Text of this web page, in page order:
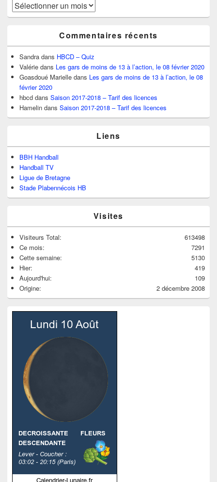
Archives
Commentaires récents
Sandra dans HBCD – Quiz
Valérie dans Les gars de moins de 13 à l’action, le 08 février 2020
Goasdoué Marielle dans Les gars de moins de 13 à l’action, le 08
février 2020
hbcd dans Saison 2017-2018 – Tarif des licences
Hamelin dans Saison 2017-2018 – Tarif des licences
Liens
BBH Handball
Handball TV
Ligue de Bretagne
Stade Plabennécois HB
Visites
613498
Visiteurs Total:
7291
Ce mois:
5130
Cette semaine:
419
Hier:
109
Aujourd'hui:
2 décembre 2008
Origine: